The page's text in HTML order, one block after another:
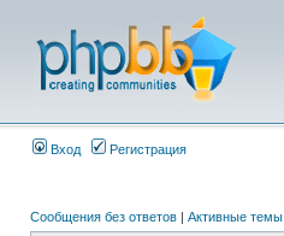
Вход Регистрация
Сообщения без ответов | Активные темы